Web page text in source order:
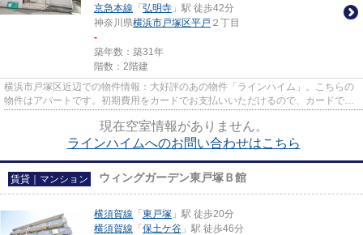
京急本線 「 弘明寺 」駅 徒歩42分
神奈川県横浜市戸塚区平戸 ２丁目
-
築年数：築31年
階数：2階建
横浜市戸塚区近辺での物件情報：大好評のあの物件「ラインハイム」。こちらの
物件はアパートです。初期費用をカードでお支払いいただけるので、カードで決
現在空室情報がありません。
ラインハイムへのお問い合わせはこちら
賃貸｜マンション ウィングガーデン東戸塚Ｂ館
横須賀線 「 東戸塚 」駅 徒歩20分
横須賀線 「 保土ケ谷 」駅 徒歩46分